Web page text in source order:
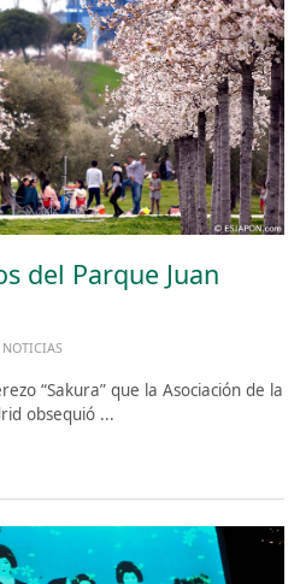
del Parque Juan
NOTICIAS
“Sakura” que la Asociación de la
obsequió ...